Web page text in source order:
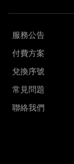
服務公告
付費方案
兌換序號
常見問題
聯絡我們